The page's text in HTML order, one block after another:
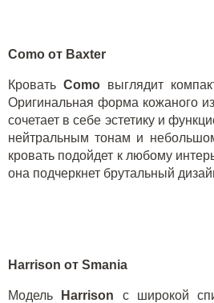
Como от Baxter
Кровать Como выглядит
Оригинальная форма кожаного
сочетает в себе эстетику и
нейтральным тонам и
кровать подойдет к любому
она подчеркнет брутальный
Harrison от Smania
Модель Harrison
с широкой